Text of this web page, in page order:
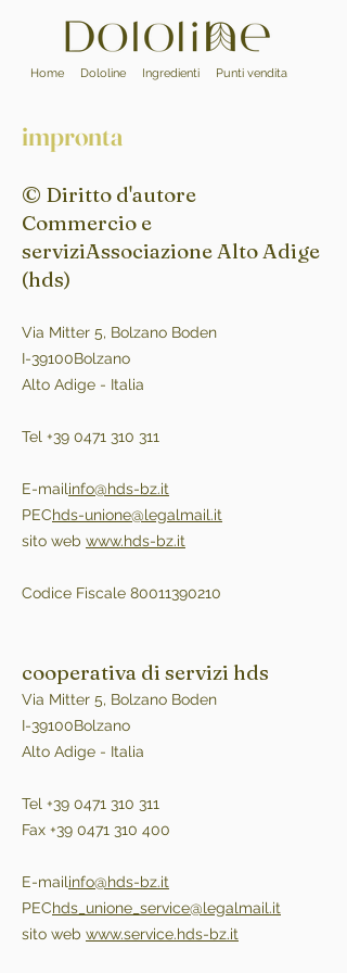
Home Dololine Ingredienti Punti vendita
impronta
© Diritto d'autore
Commercio e
serviziAssociazione Alto Adige
(hds)
Via Mitter 5, Bolzano Boden
I-39100Bolzano
Alto Adige - Italia
Tel +39 0471 310 311
E-mailinfo@hds-bz.it
PEChds-unione@legalmail.it
sito web www.hds-bz.it
Codice Fiscale 80011390210
cooperativa di servizi hds
Via Mitter 5, Bolzano Boden
I-39100Bolzano
Alto Adige - Italia
Tel +39 0471 310 311
Fax +39 0471 310 400
E-mailinfo@hds-bz.it
PEChds_unione_service@legalmail.it
sito web www.service.hds-bz.it